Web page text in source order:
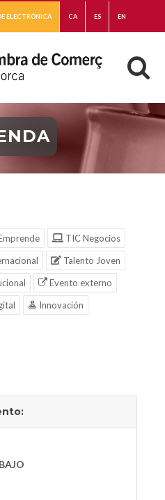
ELECTRÓNICA CA ES EN
TIC Negocios
Talento Joven
Evento externo
Innovación